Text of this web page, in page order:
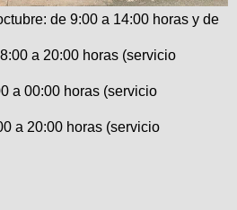
de 9:00 a 14:00 horas y de
a 20:00 horas (servicio
a 00:00 horas (servicio
a 20:00 horas (servicio